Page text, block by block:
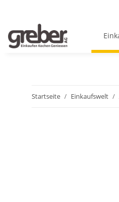
Startseite Einkaufswelt